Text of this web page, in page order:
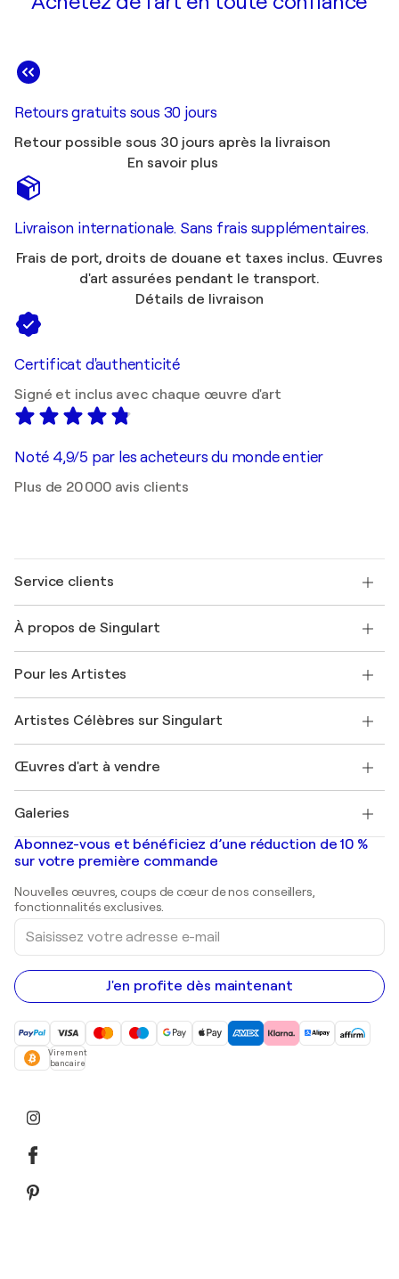
Retours gratuits sous 30 jours
Retour possible sous 30 jours après la livraison
En savoir plus
Livraison internationale. Sans frais supplémentaires.
Frais de port, droits de douane et taxes inclus. Œuvres
d'art assurées pendant le transport.
Détails de livraison
Certificat d'authenticité
Signé et inclus avec chaque œuvre d'art
Noté 4,9/5 par les acheteurs du monde entier
Plus de 20 000 avis clients
Service clients
Expédition
Offrir une carte cadeau
Rejoignez notre programme commercial
Mon compte
+33 1 76 44 06 42
À propos de Singulart
FAQ
Magazine Singulart
Emplois
Découvrez une sélection d'art original
Pour les Artistes
Se connecter en tant qu'Artiste
Artistes Célèbres sur Singulart
Marc Chagall
Banksy
Mr. Brainwash
Shepard Fairey
Œuvres d'art à vendre
Tableaux abstraits à vendre
Peintures de paysage
Estampes
Peintures acryliques
Galeries
Galeries d'art en France
Galeries d'art en Belgique
Abonnez-vous et bénéficiez d’une réduction de 10 %
sur votre première commande
Nouvelles œuvres, coups de cœur de nos conseillers,
fonctionnalités exclusives.
Saisissez
votre
adresse
e-
mail
J'en profite dès maintenant
Virement
bancaire